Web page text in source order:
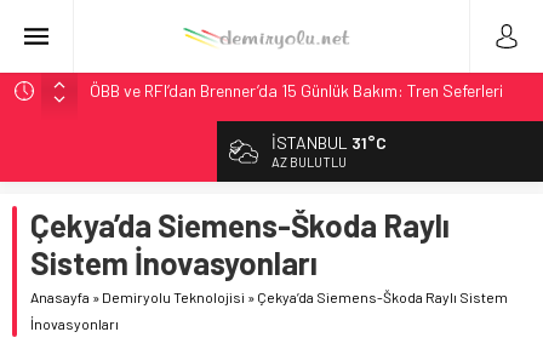
ÖBB ve RFI’dan Brenner’da 15 Günlük Bakım: Tren Seferleri
NS, Temmuz 2026’dan İtibaren Koltukta Bagaja Kalıcı
Madrid Atocha’da 56 Milyon Euro’luk Yenileme: Sol Tüneli
%33 Kapasite Artışı
Çekya ETCS’de Erken Teslim Ama Ulusal Hedef 730 km’ye
Düştü
Malezya Havayolları, TGV ile 28 Fransız Şehrine Tek Bilet
İSTANBUL 31°C
AZ BULUTLU
Çekya’da Siemens-Škoda Raylı
Sistem İnovasyonları
Anasayfa » Demiryolu Teknolojisi » Çekya’da Siemens-Škoda Raylı Sistem
İnovasyonları